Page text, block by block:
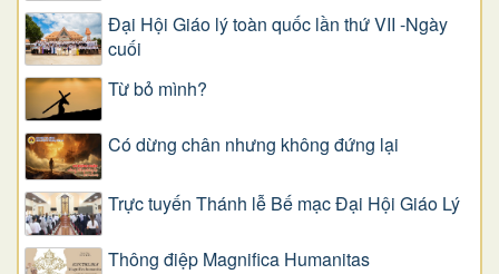
Đại Hội Giáo lý toàn quốc lần thứ VII -Ngày
cuối
Từ bỏ mình?
Có dừng chân nhưng không đứng lại
Trực tuyến Thánh lễ Bế mạc Đại Hội Giáo Lý
Thông điệp Magnifica Humanitas